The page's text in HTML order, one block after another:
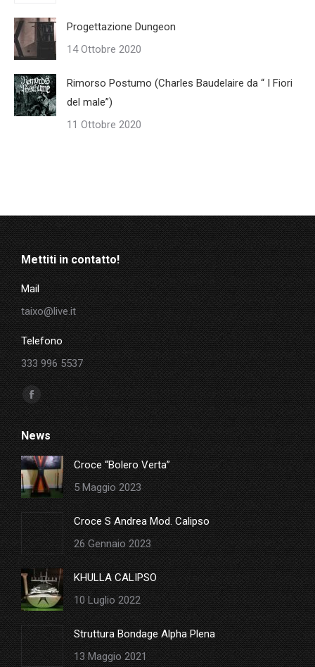
Progettazione Dungeon
14 Ottobre 2020
Rimorso Postumo (Charles Baudelaire da “ I Fiori
del male”)
11 Ottobre 2020
Mettiti in contatto!
Mail
taixo@live.it
Telefono
333 996 5537
Ci puoi trovare su:
Facebook
page
opens
in
new
window
News
Croce “Bolero Verta”
5 Maggio 2023
Croce S Andrea Mod. Calipso
26 Gennaio 2023
KHULLA CALIPSO
10 Luglio 2022
Struttura Bondage Alpha Plena
13 Maggio 2021